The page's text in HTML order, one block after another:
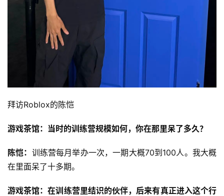
拜访Roblox的陈恺
游戏茶馆：当时的训练营规模如何，你在那里呆了多久？
陈恺： 训练营每月举办一次，一期大概70到100人。我大概
在里面呆了十多期。
游戏茶馆：在训练营里结识的伙伴，后来有真正进入这个行